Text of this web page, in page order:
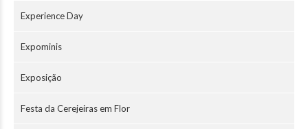
Experience Day
Expominis
Exposição
Festa da Cerejeiras em Flor